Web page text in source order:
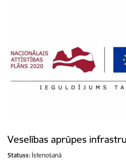
Veselības aprūpes
Statuss: Īstenošanā